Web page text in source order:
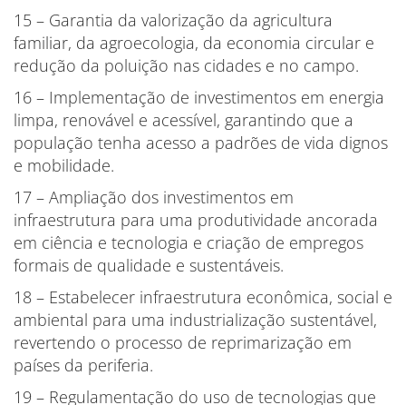
15 – Garantia da valorização da agricultura
familiar, da agroecologia, da economia circular e
redução da poluição nas cidades e no campo.
16 – Implementação de investimentos em energia
limpa, renovável e acessível, garantindo que a
população tenha acesso a padrões de vida dignos
e mobilidade.
17 – Ampliação dos investimentos em
infraestrutura para uma produtividade ancorada
em ciência e tecnologia e criação de empregos
formais de qualidade e sustentáveis.
18 – Estabelecer infraestrutura econômica, social e
ambiental para uma industrialização sustentável,
revertendo o processo de reprimarização em
países da periferia.
19 – Regulamentação do uso de tecnologias que